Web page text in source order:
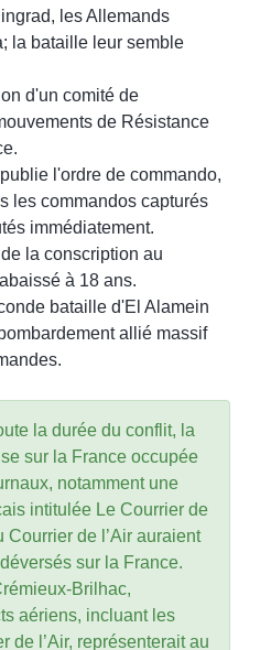
les Allemands
la bataille leur semble
d'un comité de
de Résistance
l'ordre de commando,
les commandos capturés
immédiatement.
la conscription au
à 18 ans.
bataille d'El Alamein
allié massif
la durée du conflit, la
sur la France occupée
notamment une
intitulée Le Courrier de
Courrier de l’Air auraient
sur la France.
Brilhac,
aériens, incluant les
de l’Air, représenterait au